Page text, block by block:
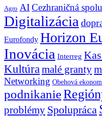
Agro AICezhraničná
Digitalizácia
Eurofondy Horizon
Inovácia Interreg
Kultúra malé granty
Networking Obehová
podnikanie
problémy Spolupráca